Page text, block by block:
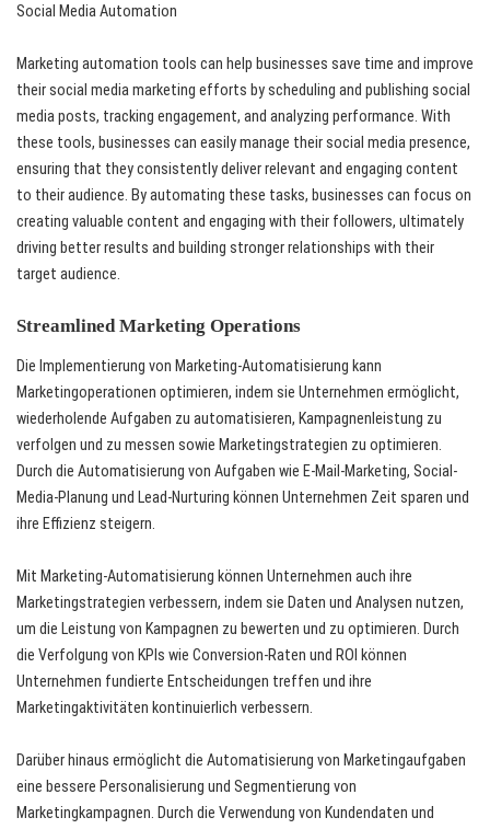
Social Media Automation
Marketing automation tools can help businesses save time and improve
their social media marketing efforts by scheduling and publishing social
media posts, tracking engagement, and analyzing performance. With
these tools, businesses can easily manage their social media presence,
ensuring that they consistently deliver relevant and engaging content
to their audience. By automating these tasks, businesses can focus on
creating valuable content and engaging with their followers, ultimately
driving better results and building stronger relationships with their
target audience.
Streamlined Marketing Operations
Die Implementierung von Marketing-Automatisierung kann
Marketingoperationen optimieren, indem sie Unternehmen ermöglicht,
wiederholende Aufgaben zu automatisieren, Kampagnenleistung zu
verfolgen und zu messen sowie Marketingstrategien zu optimieren.
Durch die Automatisierung von Aufgaben wie E-Mail-Marketing, Social-
Media-Planung und Lead-Nurturing können Unternehmen Zeit sparen und
ihre Effizienz steigern.
Mit Marketing-Automatisierung können Unternehmen auch ihre
Marketingstrategien verbessern, indem sie Daten und Analysen nutzen,
um die Leistung von Kampagnen zu bewerten und zu optimieren. Durch
die Verfolgung von KPIs wie Conversion-Raten und ROI können
Unternehmen fundierte Entscheidungen treffen und ihre
Marketingaktivitäten kontinuierlich verbessern.
Darüber hinaus ermöglicht die Automatisierung von Marketingaufgaben
eine bessere Personalisierung und Segmentierung von
Marketingkampagnen. Durch die Verwendung von Kundendaten und